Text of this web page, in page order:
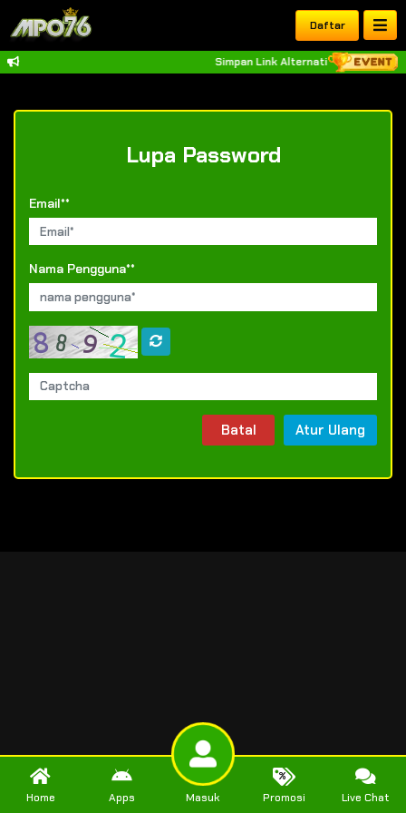
Daftar
Simpan Link Alternatif Resmi
Lupa Password
Email**
Nama Pengguna**
Batal Atur Ulang
Home Apps Masuk Promosi Live Chat